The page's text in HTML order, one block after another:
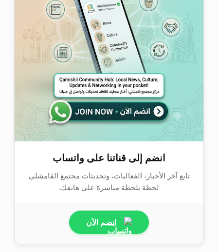
انضم إلى قناتنا على واتساب
تابع آخر الأخبار، الفعاليات، وتحديثات مجتمع القامشلي
لحظة بلحظة مباشرة على هاتفك.
انضم الآن